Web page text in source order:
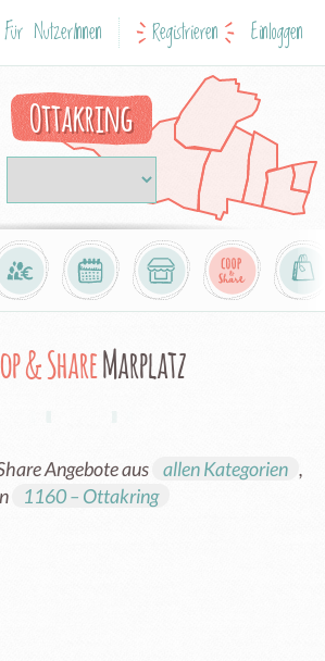
Für NutzerInnen Registrieren Einloggen
Ottakring
& ShareMarplatz
Angebote aus allen Kategorien ,
1160 – Ottakring